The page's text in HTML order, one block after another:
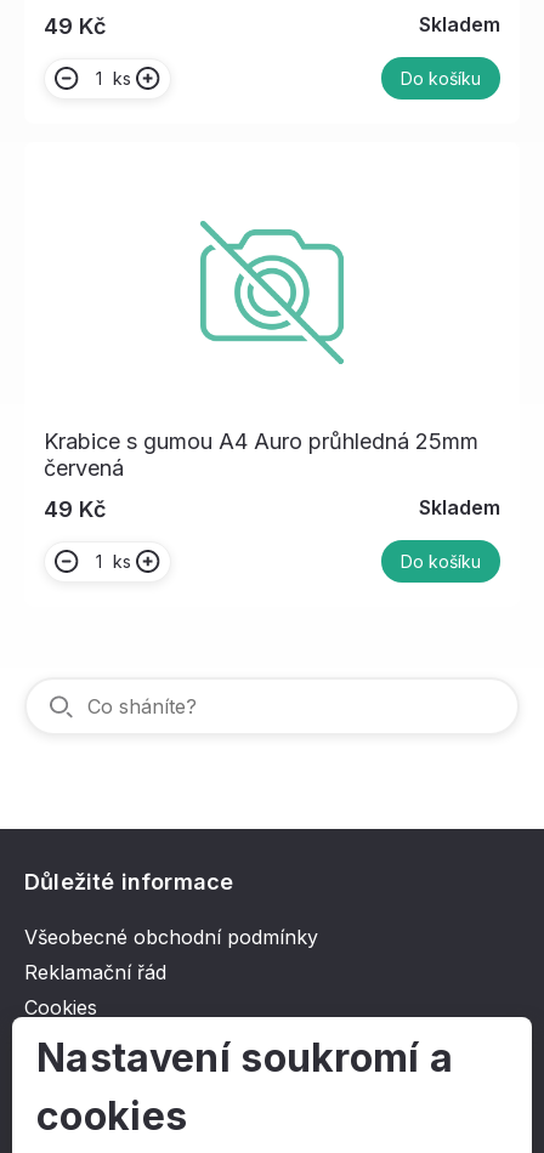
49 Kč
Skladem
ks Do košíku
Krabice s gumou A4 Auro průhledná 25mm
červená
49 Kč
Skladem
ks Do košíku
Důležité informace
Všeobecné obchodní podmínky
Reklamační řád
Cookies
Ochrana osobních údajů
O společnosti
Nastavení soukromí a
cookies